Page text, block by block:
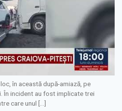
în această după-amiază, pe
În incident au fost implicate trei
care unul […]